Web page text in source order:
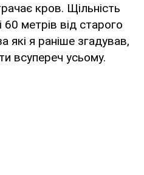
кров. Щільність
60 метрів від старого
які я раніше згадував,
всупереч усьому.